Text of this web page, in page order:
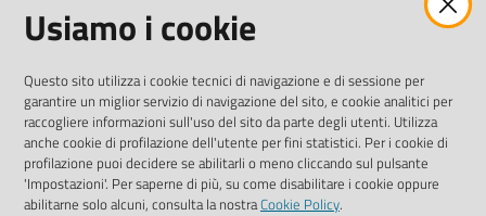
Tel.0522 7961
LinkedinFacebookInstagram
Usiamo i cookie
Questo sito utilizza i cookie tecnici di navigazione e di sessione per
garantire un miglior servizio di navigazione del sito, e cookie analitici per
raccogliere informazioni sull'uso del sito da parte degli utenti. Utilizza
anche cookie di profilazione dell'utente per fini statistici. Per i cookie di
profilazione puoi decidere se abilitarli o meno cliccando sul pulsante
'Impostazioni'. Per saperne di più, su come disabilitare i cookie oppure
abilitarne solo alcuni, consulta la nostraCookie Policy.